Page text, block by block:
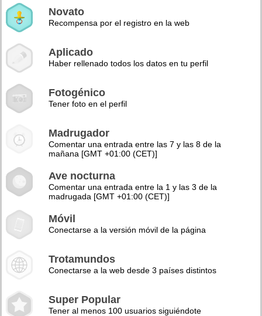
Novato
Recompensa por el registro en la web
Aplicado
Haber rellenado todos los datos en tu perfil
Fotogénico
Tener foto en el perfil
Madrugador
Comentar una entrada entre las 7 y las 8 de la
mañana [GMT +01:00 (CET)]
Ave nocturna
Comentar una entrada entre la 1 y las 3 de la
madrugada [GMT +01:00 (CET)]
Móvil
Conectarse a la versión móvil de la página
Trotamundos
Conectarse a la web desde 3 países distintos
Super Popular
Tener al menos 100 usuarios siguiéndote